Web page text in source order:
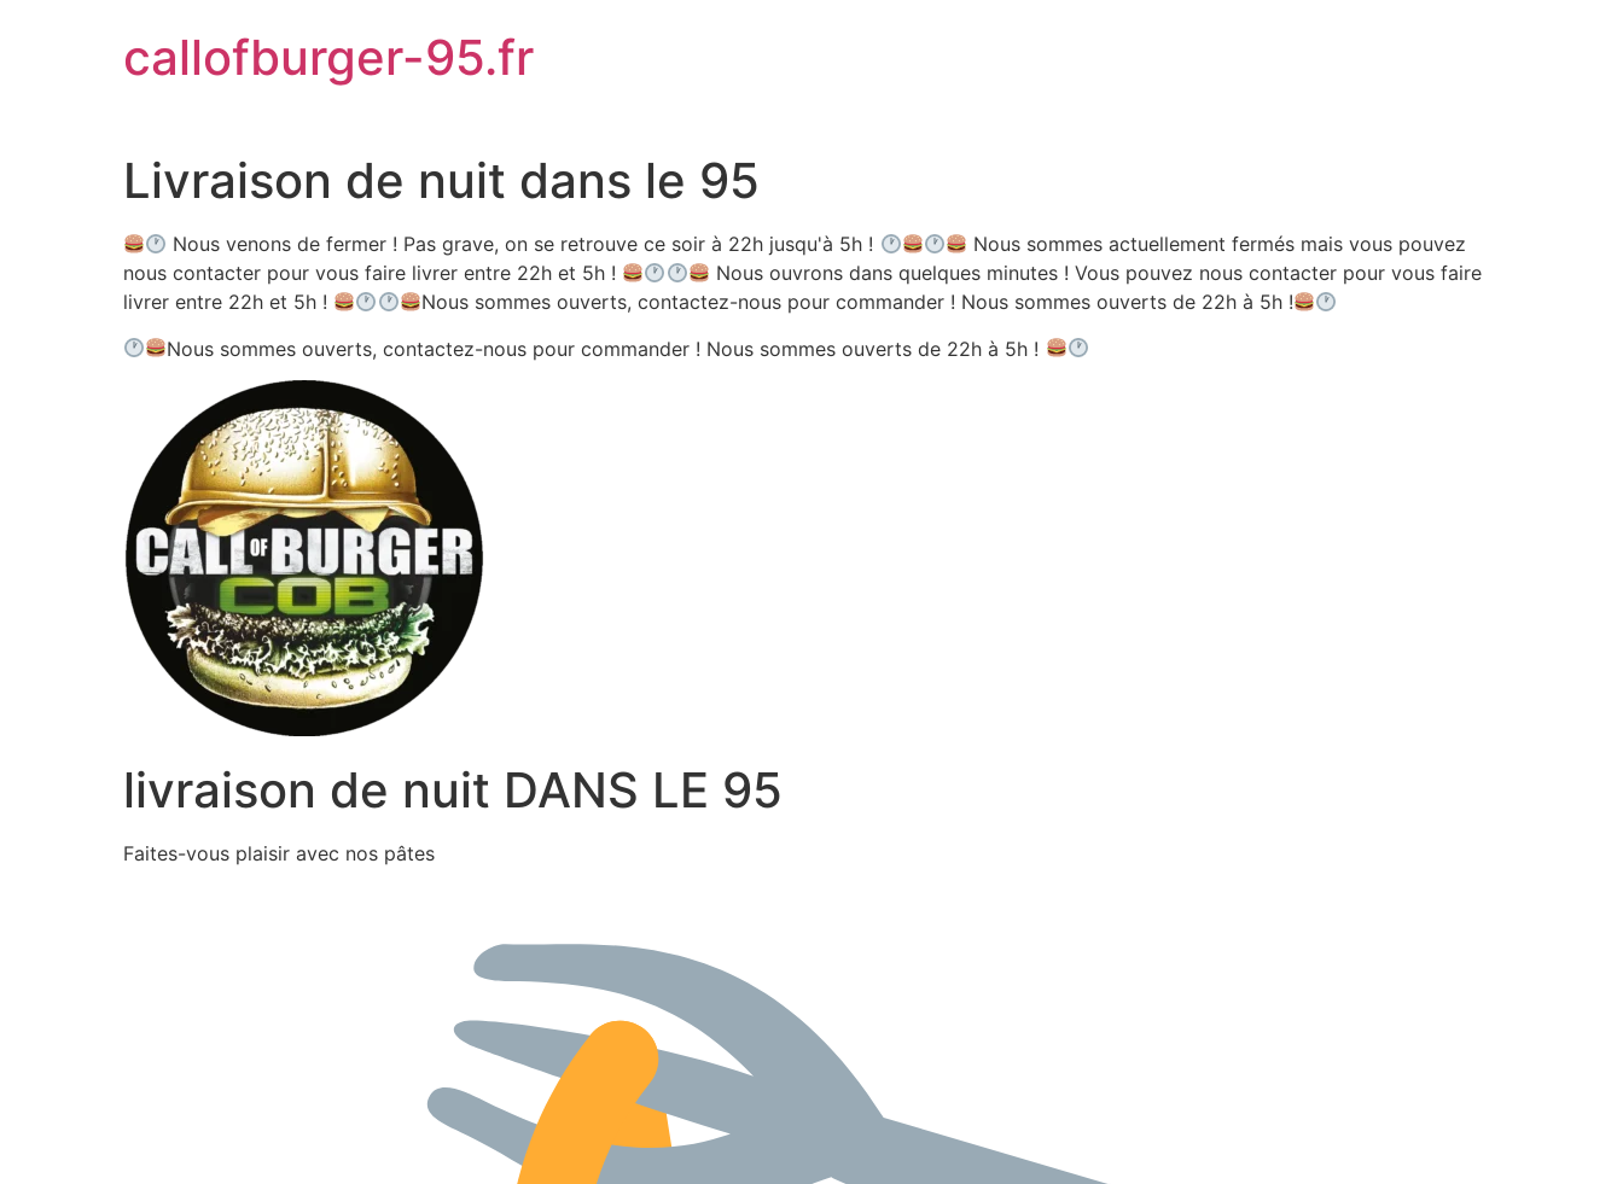
callofburger-95.fr
Livraison de nuit dans le 95
Nous venons de fermer ! Pas grave, on se retrouve ce soir à 22h jusqu'à 5h !
Nous sommes actuellement fermés mais vous pouvez
nous contacter pour vous faire livrer entre 22h et 5h !
Nous ouvrons dans quelques minutes ! Vous pouvez nous contacter pour vous faire
livrer entre 22h et 5h !
Nous sommes ouverts, contactez-nous pour commander ! Nous sommes ouverts de 22h à 5h !
Nous sommes ouverts, contactez-nous pour commander ! Nous sommes ouverts de 22h à 5h !
livraison de nuit DANS LE 95
Faites-vous plaisir avec nos pâtes